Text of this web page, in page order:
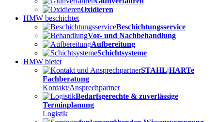
Oxidieren
HMW beschichtet
Beschichtungsservice
Vor- und Nachbehandlung
Aufbereitung
Schichtsysteme
HMW bietet
STAHL|HARTe
Fachberatung
Kontakt/Ansprechpartner
Bedarfsgerechte & zuverlässige
Terminplanung
Logistik